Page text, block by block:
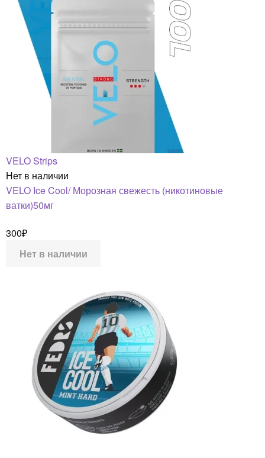
VELO Strips
Нет в наличии
VELO Ice Cool/ Морозная свежесть (никотиновые
ватки)50мг
300₽
Нет в наличии